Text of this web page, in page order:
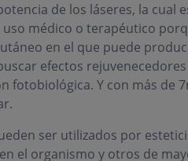
de los láseres, la cual
uso médico o terapéutico
en el que puede
efectos
fotobiológica. Y con más de
ser utilizados por
el organismo y otros de